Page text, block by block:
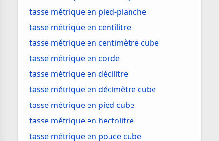
tasse métrique en pied-planche
tasse métrique en centilitre
tasse métrique en centimètre cube
tasse métrique en corde
tasse métrique en décilitre
tasse métrique en décimètre cube
tasse métrique en pied cube
tasse métrique en hectolitre
tasse métrique en pouce cube